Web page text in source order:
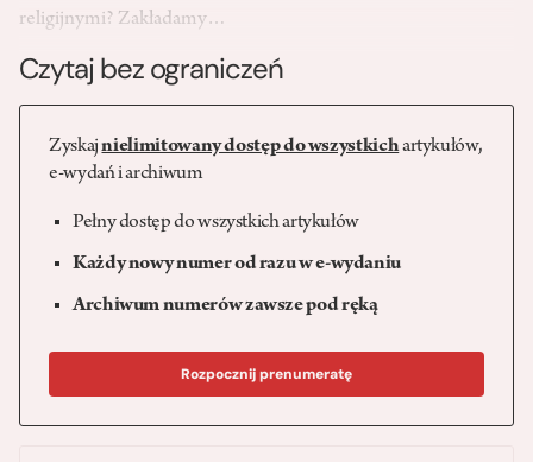
religijnymi? Zakładamy…
Czytaj bez ograniczeń
Zyskajnielimitowany dostęp do wszystkichartykułów,
e-wydań i archiwum
Pełny dostęp do wszystkich artykułów
Każdy nowy numer od razu w e-wydaniu
Archiwum numerów zawsze pod ręką
Rozpocznij prenumeratę